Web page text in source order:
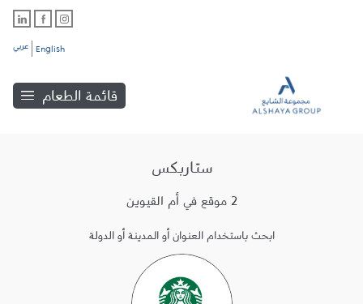
English عربي
قائمة الطعام
ستاربكس
2 موقع في أم القيوين
ابحث باستخدام العنوان أو المدينة أو الدولة